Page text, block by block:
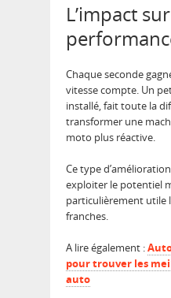
L’impact
Chaque seconde
vitesse compte. Un
installé, fait toute la
transformer une
moto plus réactive.
Ce type
exploiter le potentiel
particulièrement utile
franches.
A lire également :
pour trouver les
auto